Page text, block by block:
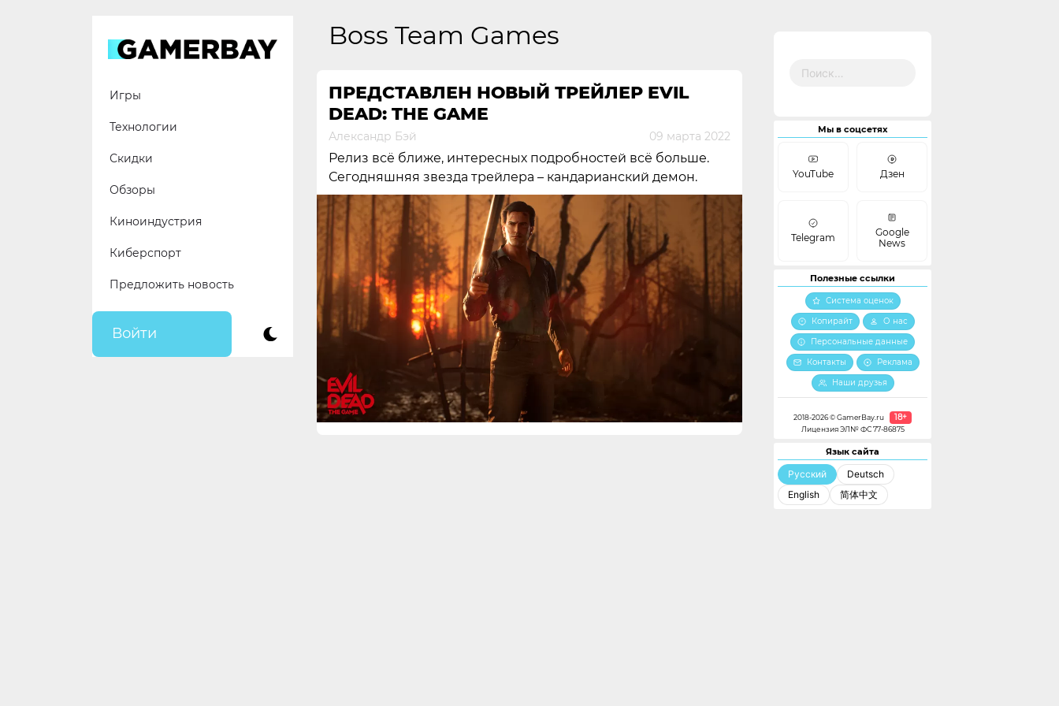
Игры
Технологии
Скидки
Обзоры
Киноиндустрия
Киберспорт
Предложить новость
Войти
Boss Team Games
ПРЕДСТАВЛЕН НОВЫЙ ТРЕЙЛЕР EVIL
DEAD: THE GAME
Александр Бэй 09 марта 2022
Релиз всё ближе, интересных подробностей всё больше.
Сегодняшняя звезда трейлера – кандарианский демон.
Мы в соцсетях
YouTube Дзен
Telegram
Google
News
Полезные ссылки
Система оценок
Копирайт
О нас
Персональные данные
Контакты
Реклама
Наши друзья
2018-2026 © GamerBay.ru 18+
Лицензия ЭЛ№ ФС 77-86875
Язык сайта
Русский
Deutsch
English
简体中文